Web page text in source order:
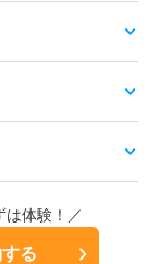
は体験！／
る